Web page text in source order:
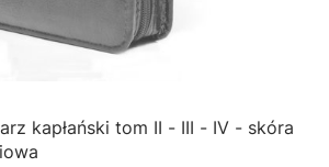
kapłański tom II - III - IV - skóra
wiśniowa